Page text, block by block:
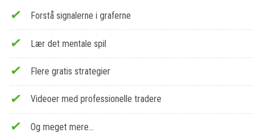
Forstå signalerne i graferne
Lær det mentale spil
Flere gratis strategier
Videoer med professionelle tradere
Og meget mere…